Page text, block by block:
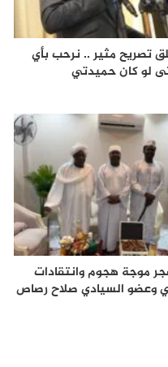
تصريح مثير .. نرحب بأي
لو كان حميدتي
موجة هجوم وانتقادات
وعضو السيادي صلاح رصاص